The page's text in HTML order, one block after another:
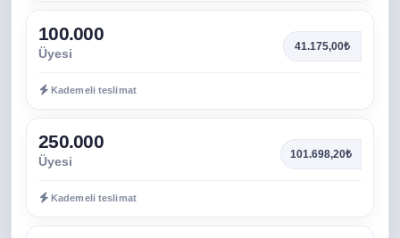
100.000
Üyesi 41.175,00₺
Kademeli teslimat
250.000
Üyesi 101.698,20₺
Kademeli teslimat